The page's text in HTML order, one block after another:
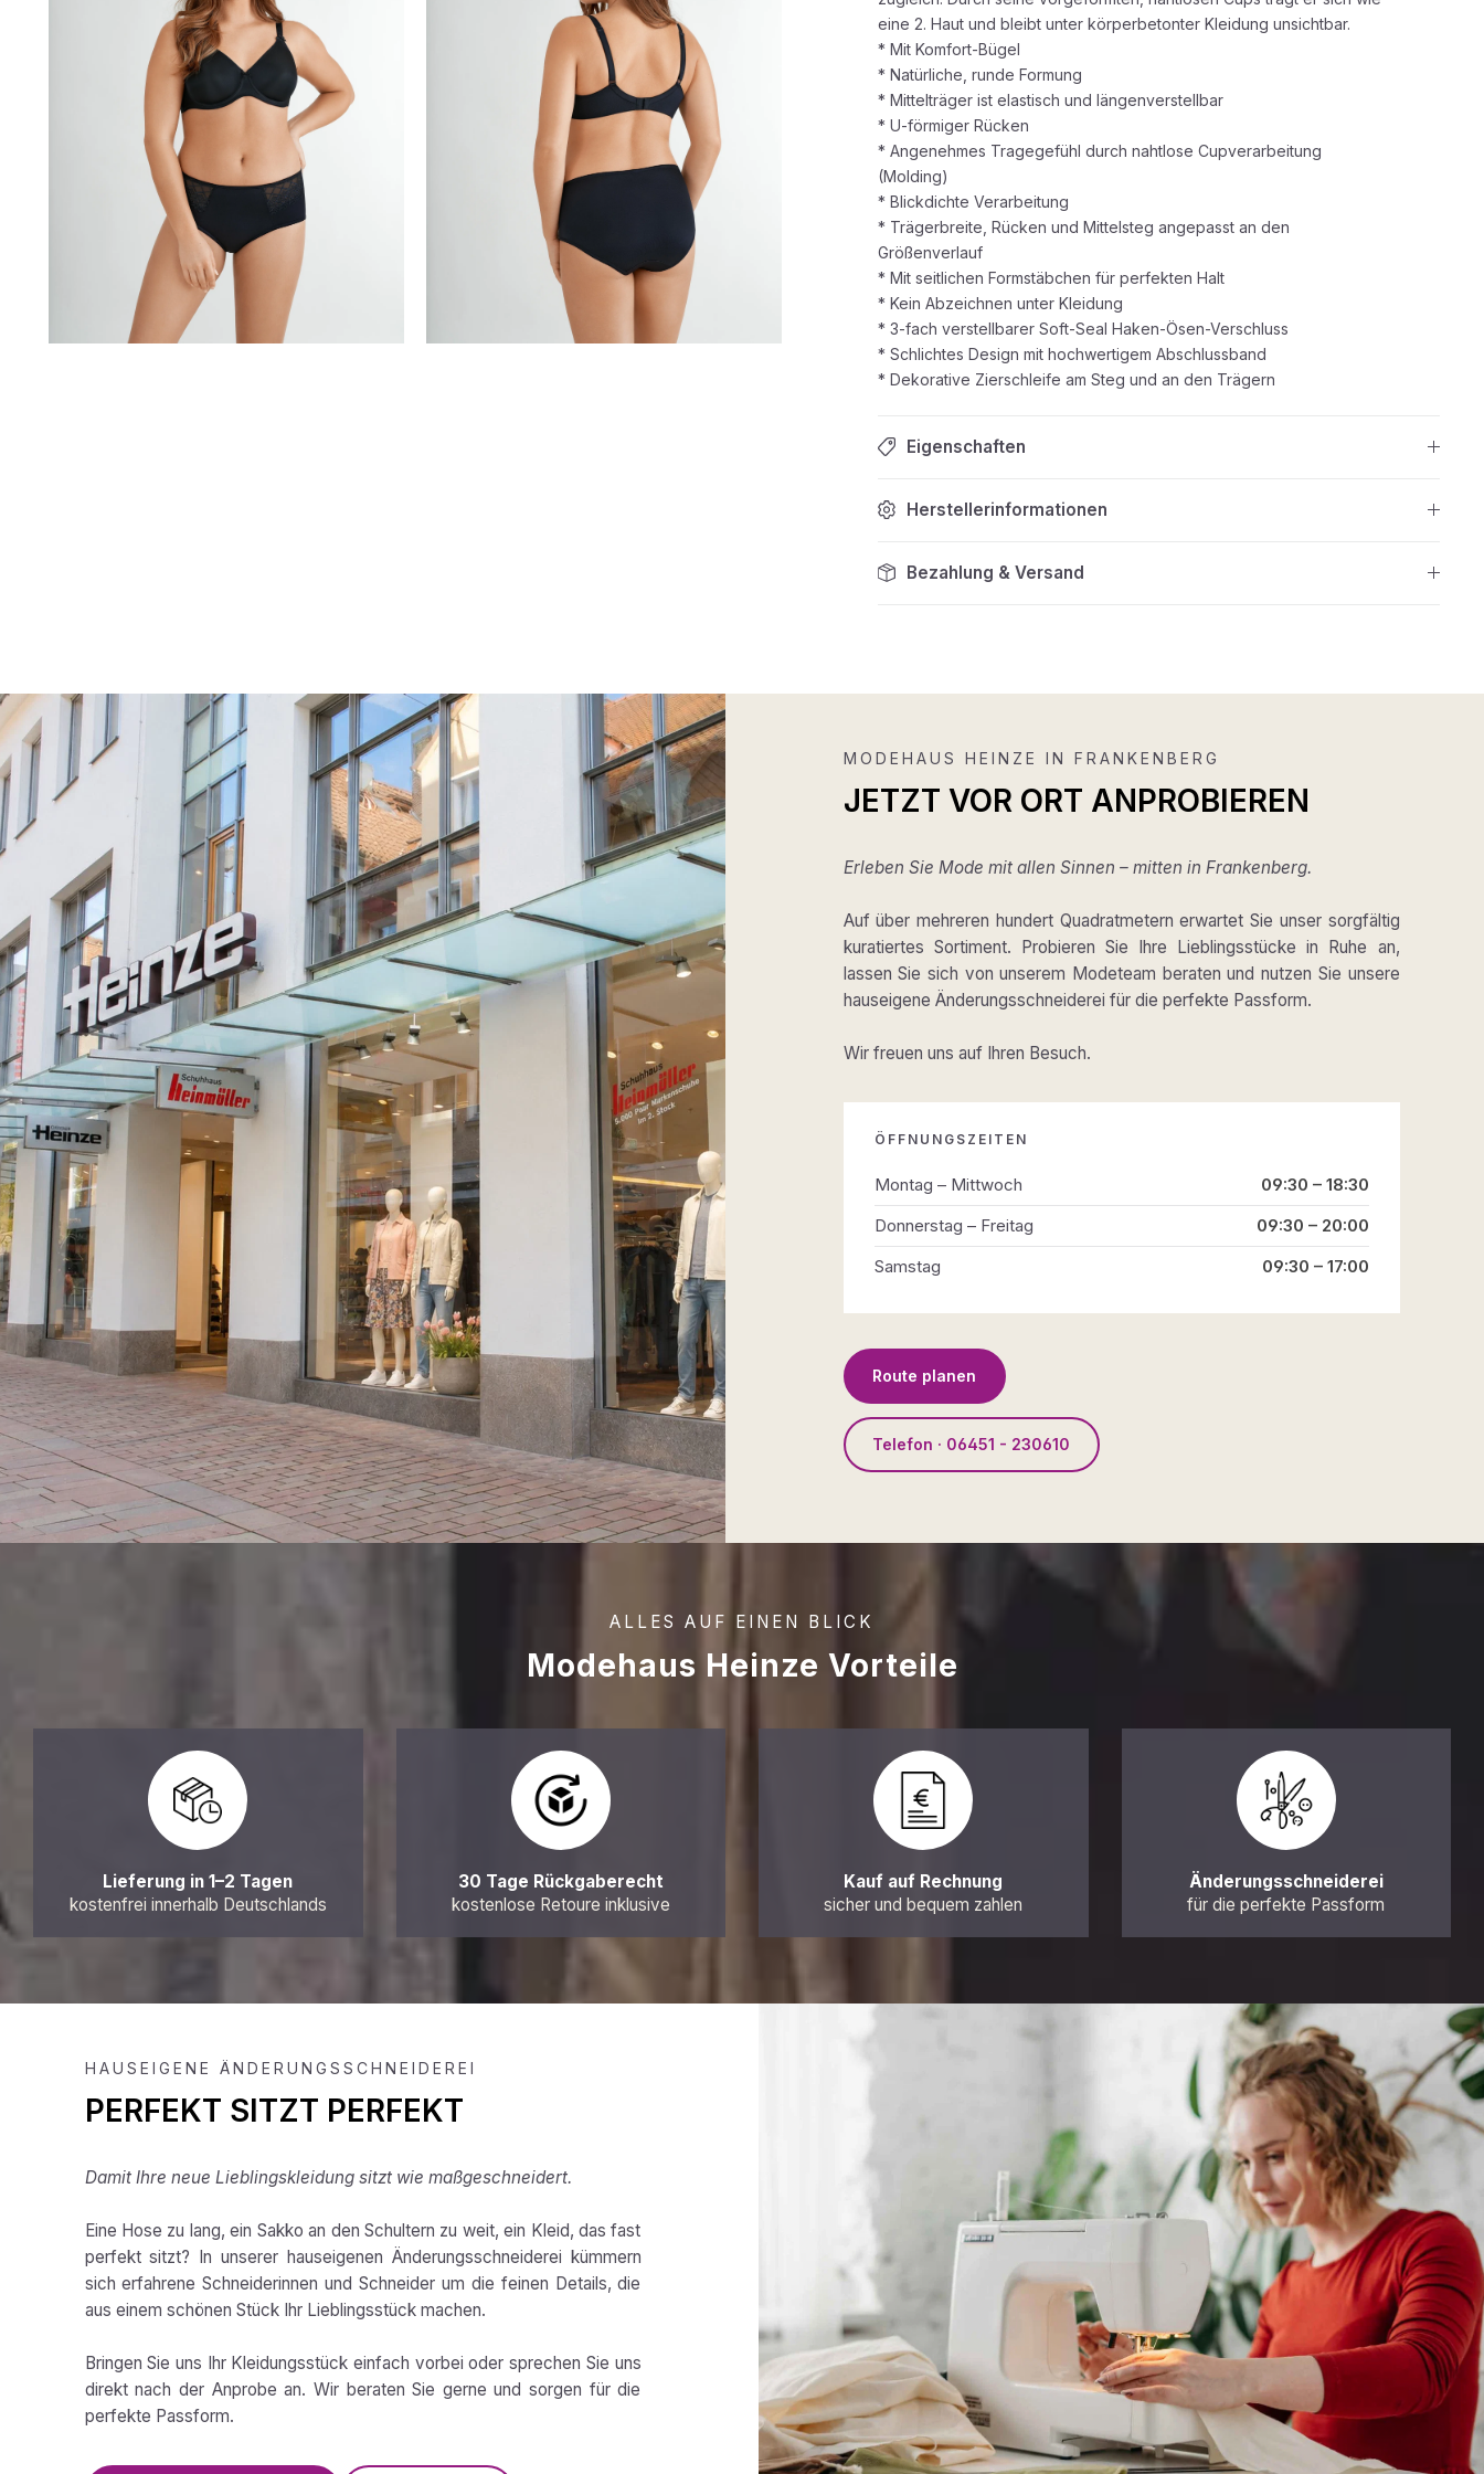
eine 2. Haut und bleibt unter körperbetonter Kleidung unsichtbar.
* Mit Komfort-Bügel
* Natürliche, runde Formung
* Mittelträger ist elastisch und längenverstellbar
* U-förmiger Rücken
* Angenehmes Tragegefühl durch nahtlose Cupverarbeitung
(Molding)
* Blickdichte Verarbeitung
* Trägerbreite, Rücken und Mittelsteg angepasst an den
Größenverlauf
* Mit seitlichen Formstäbchen für perfekten Halt
* Kein Abzeichnen unter Kleidung
* 3-fach verstellbarer Soft-Seal Haken-Ösen-Verschluss
* Schlichtes Design mit hochwertigem Abschlussband
* Dekorative Zierschleife am Steg und an den Trägern
Eigenschaften
Herstellerinformationen
Bezahlung & Versand
MODEHAUS HEINZE IN FRANKENBERG
JETZT VOR ORT ANPROBIEREN
Erleben Sie Mode mit allen Sinnen – mitten in Frankenberg.
Auf über mehreren hundert Quadratmetern erwartet Sie unser sorgfältig
kuratiertes Sortiment. Probieren Sie Ihre Lieblingsstücke in Ruhe an,
lassen Sie sich von unserem Modeteam beraten und nutzen Sie unsere
hauseigene Änderungsschneiderei für die perfekte Passform.
Wir freuen uns auf Ihren Besuch.
ÖFFNUNGSZEITEN
Montag – Mittwoch
09:30 – 18:30
Donnerstag – Freitag
09:30 – 20:00
Samstag
09:30 – 17:00
Route planen
Telefon · 06451 - 230610
ALLES AUF EINEN BLICK
Modehaus Heinze Vorteile
Lieferung in 1–2 Tagen
kostenfrei innerhalb Deutschlands
30 Tage Rückgaberecht
kostenlose Retoure inklusive
Kauf auf Rechnung
sicher und bequem zahlen
Änderungsschneiderei
für die perfekte Passform
HAUSEIGENE ÄNDERUNGSSCHNEIDEREI
PERFEKT SITZT PERFEKT
Damit Ihre neue Lieblingskleidung sitzt wie maßgeschneidert.
Eine Hose zu lang, ein Sakko an den Schultern zu weit, ein Kleid, das fast
perfekt sitzt? In unserer hauseigenen Änderungsschneiderei kümmern
sich erfahrene Schneiderinnen und Schneider um die feinen Details, die
aus einem schönen Stück Ihr Lieblingsstück machen.
Bringen Sie uns Ihr Kleidungsstück einfach vorbei oder sprechen Sie uns
direkt nach der Anprobe an. Wir beraten Sie gerne und sorgen für die
perfekte Passform.